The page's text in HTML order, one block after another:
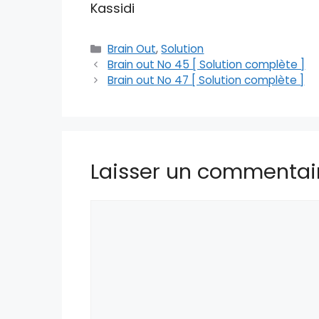
Kassidi
Catégories
Brain Out,Solution
Brain out No 45 [ Solution complète ]
Brain out No 47 [ Solution complète ]
Laisser un